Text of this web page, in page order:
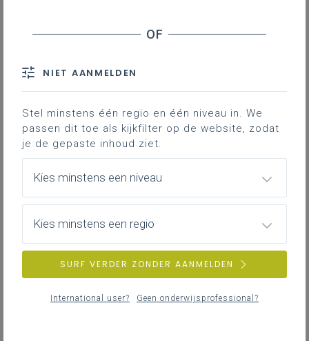
Consuegra, net zoals vragensteller Goeman deed).
die nu
onderwijscommissarisen begonnen over hun zonen
heeft, jammer genoeg, geen Netflix. Goemans eerste
intro (“we need to talk about our boys”) deed wel erg
denken aanWe Need to Talk About Kevin
verschillen tussen jongens en meisjes
(in allerlei
opzichten), over zgn. stereotiepe gendermodellen,
allerlei zgn. influencerstoe, die mij af en toe de
wenkbrauwen doen fronsen, maar dat terzijde. Het
voorliggende thema beperken tot de
onderwijsinvalshoek gaf sowieso al aanleiding tot
diverse aspecten waarvan sommige trouwens ook al
NIET AANMELDEN
Stel minstens één regio en één niveau in. We
passen dit toe als kijkfilter op de website, zodat
je de gepaste inhoud ziet.
Kies minstens een niveau
Kies minstens een regio
SURF VERDER ZONDER AANMELDEN
International user? Geen onderwijsprofessional?